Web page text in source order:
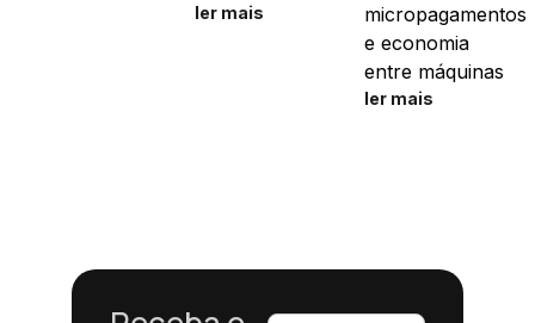
ler mais
micropagamentos
e economia
entre máquinas
ler mais